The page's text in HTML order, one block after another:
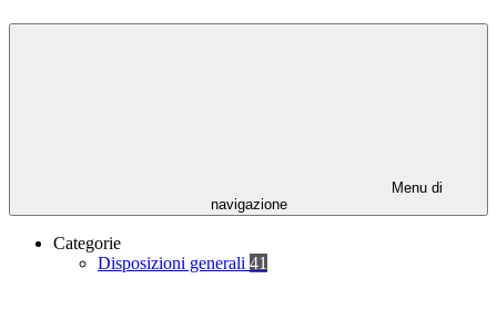
Menu di
navigazione
Categorie
Disposizioni generali 41